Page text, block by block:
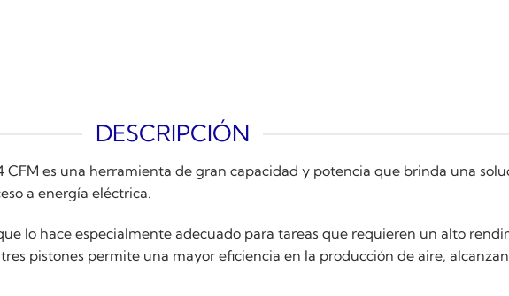
DESCRIPCIÓN
CFM es una herramienta de gran capacidad y potencia que brinda una
a energía eléctrica.
lo hace especialmente adecuado para tareas que requieren un alto
pistones permite una mayor eficiencia en la producción de aire,